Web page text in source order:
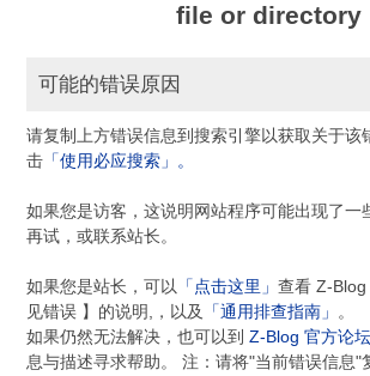
file or directory
可能的错误原因
请复制上方错误信息到搜索引擎以获取关于该
击 「使用必应搜索」。
如果您是访客，这说明网站程序可能出现了一
再试，或联系站长。
如果您是站长，可以 「点击这里」查看 Z-Blog
见错误 】的说明,，以及
「通用排查指南」 。
如果仍然无法解决，也可以到Z-Blog 官方论坛
息与描述寻求帮助。 注：请将"当前错误信息"